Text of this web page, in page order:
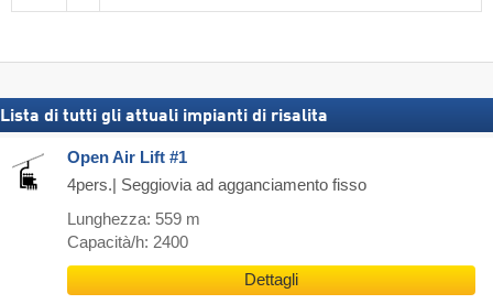
Lista di tutti gli attuali impianti di risalita
Open Air Lift #1
4pers.| Seggiovia ad agganciamento fisso
Lunghezza: 559 m
Capacità/h: 2400
Dettagli